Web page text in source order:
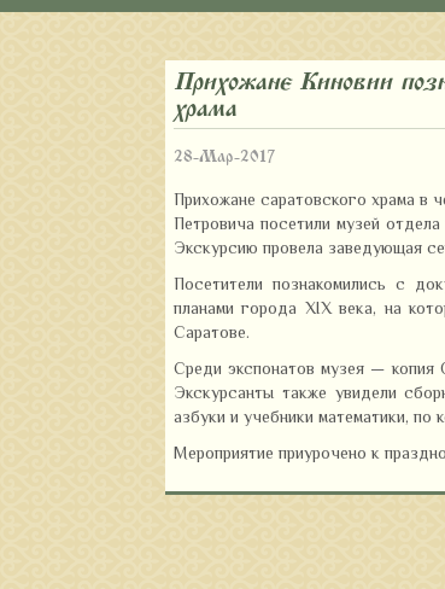
Прихожане Киновии
храма
28-Мар-2017
Прихожане саратовского храма в
Петровича посетили музей
Экскурсию провела заведующая
Посетители познакомились с
планами города XIX века, на
Саратове.
Среди экспонатов музея — копия
Экскурсанты также увидели
азбуки и учебники математики, по
Мероприятие приурочено к